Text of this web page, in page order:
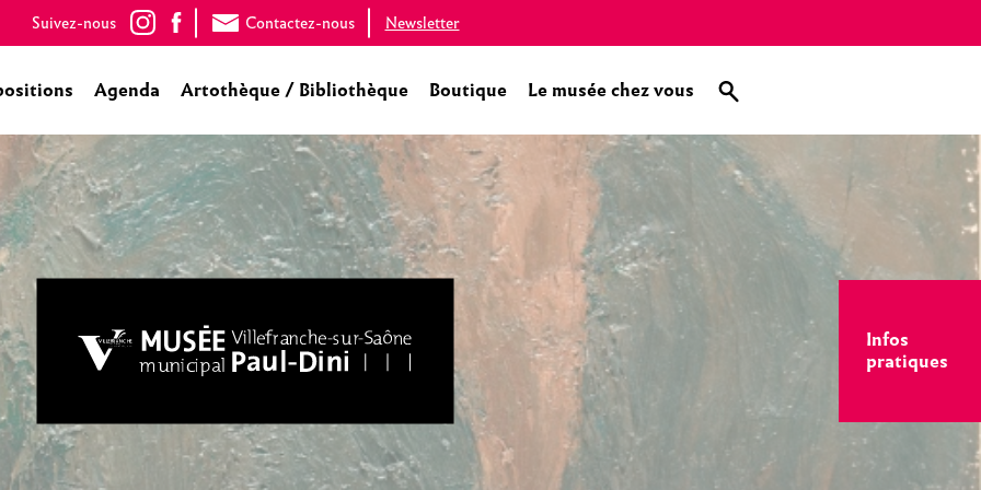
Suivez-nous Contactez-nous Newsletter
Agenda Artothèque / Bibliothèque Boutique Le musée chez vous
Infos
pratiques